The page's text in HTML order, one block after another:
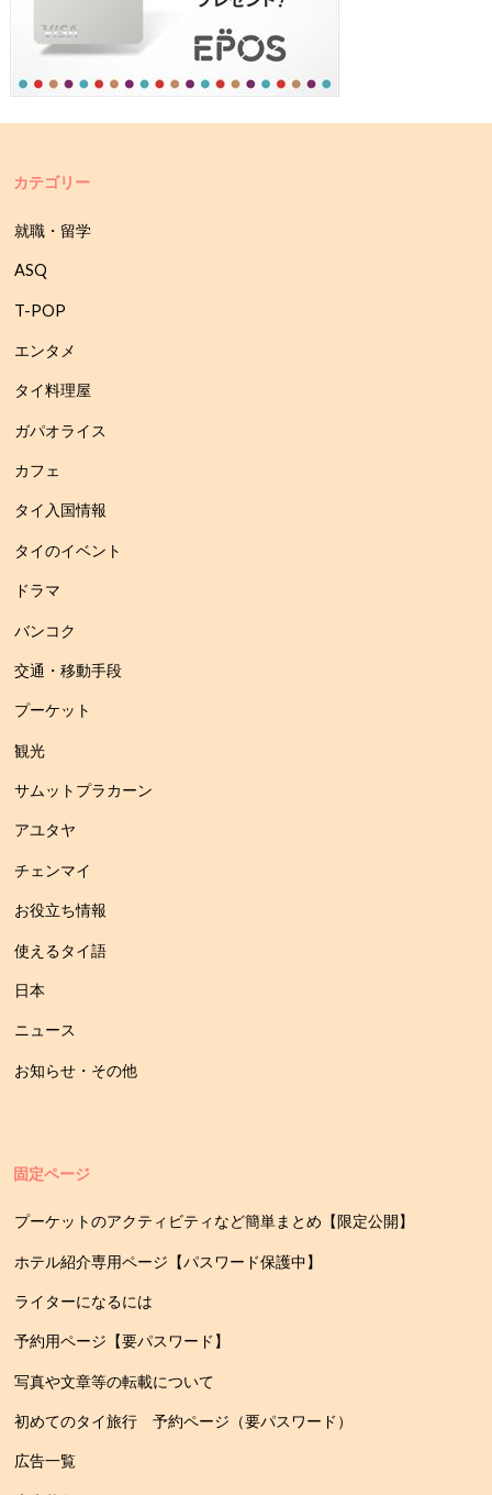
カテゴリー
就職・留学
ASQ
T-POP
エンタメ
タイ料理屋
ガパオライス
カフェ
タイ入国情報
タイのイベント
ドラマ
バンコク
交通・移動手段
プーケット
観光
サムットプラカーン
アユタヤ
チェンマイ
お役立ち情報
使えるタイ語
日本
ニュース
お知らせ・その他
固定ページ
プーケットのアクティビティなど簡単まとめ【限定公開】
ホテル紹介専用ページ【パスワード保護中】
ライターになるには
予約用ページ【要パスワード】
写真や文章等の転載について
初めてのタイ旅行 予約ページ（要パスワード）
広告一覧